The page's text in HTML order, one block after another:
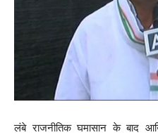
लंबे राजनीतिक घमासान के बाद